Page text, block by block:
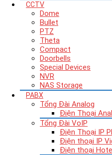
CCTV
Dome
Bullet
PTZ
Theta
Compact
Doorbells
Special Devices
NVR
NAS Storage
PABX
Tổng Đài Analog
Điện Thoại
Tổng Đài VoIP
Điện Thoại IP
Điện thoại IP
Điện thoại